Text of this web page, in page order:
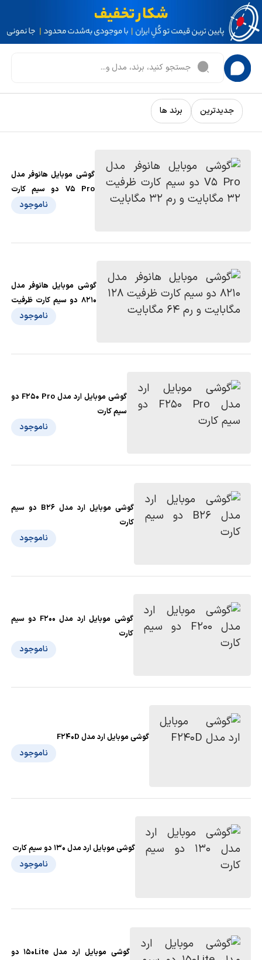
جدیدترین برند ها
گوشی موبایل هانوفر مدل
V5 Pro دو سیم کارت
ظرفیت 32 مگابایت و رم
ناموجود
گوشی موبایل هانوفر مدل
8210 دو سیم کارت ظرفیت
128 مگابایت و رم 64ناموجود
گوشی موبایل ارد مدل F250 Pro دو
سیم کارت
ناموجود
گوشی موبایل ارد مدل B26 دو سیم
کارت
ناموجود
گوشی موبایل ارد مدل F200 دو سیم
کارت
ناموجود
گوشی موبایل ارد مدل F240D
ناموجود
گوشی موبایل ارد مدل 130 دو سیم کارت
ناموجود
گوشی موبایل ارد مدل 150Lite دو